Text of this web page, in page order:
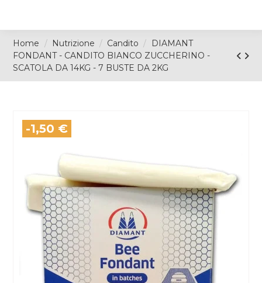
Home Nutrizione Candito
DIAMANT
FONDANT - CANDITO BIANCO ZUCCHERINO -
SCATOLA DA 14KG - 7 BUSTE DA 2KG
-1,50 €